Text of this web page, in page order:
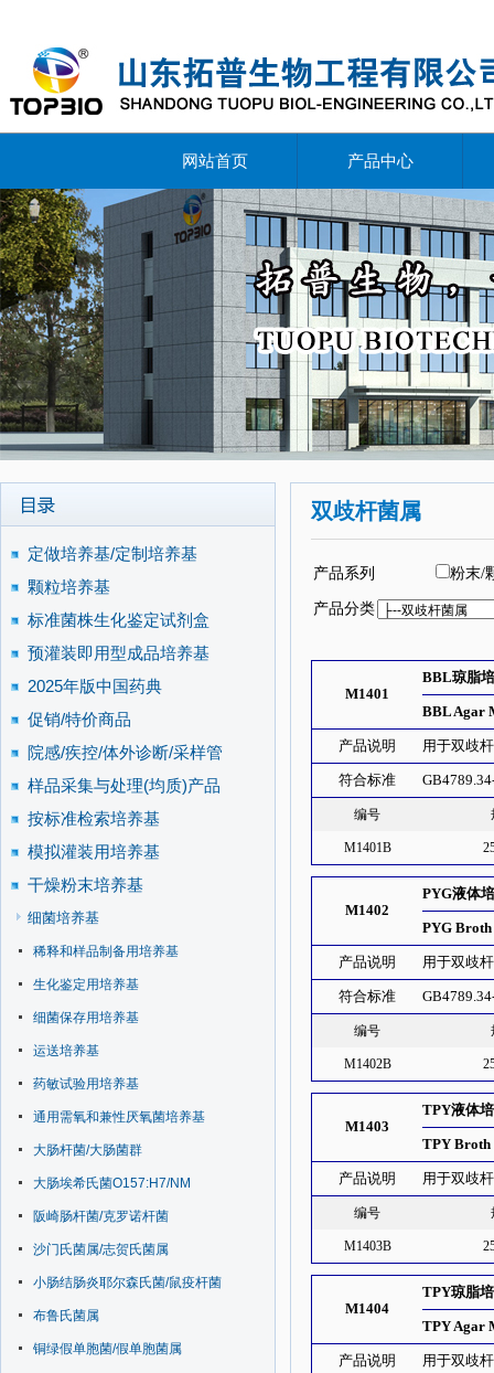
网站首页 产品中心
定做培养基/定制培养基
颗粒培养基
标准菌株生化鉴定试剂盒
预灌装即用型成品培养基
2025年版中国药典
促销/特价商品
院感/疾控/体外诊断/采样管
样品采集与处理(均质)产品
按标准检索培养基
模拟灌装用培养基
干燥粉末培养基
细菌培养基
稀释和样品制备用培养基
生化鉴定用培养基
细菌保存用培养基
运送培养基
药敏试验用培养基
通用需氧和兼性厌氧菌培养基
大肠杆菌/大肠菌群
大肠埃希氏菌O157:H7/NM
阪崎肠杆菌/克罗诺杆菌
沙门氏菌属/志贺氏菌属
小肠结肠炎耶尔森氏菌/鼠疫杆菌
布鲁氏菌属
铜绿假单胞菌/假单胞菌属
双歧杆菌属
产品系列 粉末/
产品分类
M1401
BBL琼脂
BBL Agar
产品说明 用于双歧
符合标准
编号
M1401B
M1402
PYG液体
PYG
产品说明 用于双歧
符合标准
编号
M1402B
M1403
TPY液体
TPY Broth
产品说明 用于双歧
编号
M1403B
M1404
TPY琼脂
TPY Agar
产品说明 用于双歧